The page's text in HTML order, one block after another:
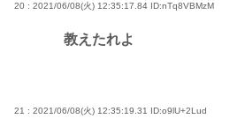
20 : 2021/06/08(火) 12:35:17.84 ID:nTq8VBMzM
教えたれよ
21 : 2021/06/08(火) 12:35:19.31 ID:o9lU+2Lud